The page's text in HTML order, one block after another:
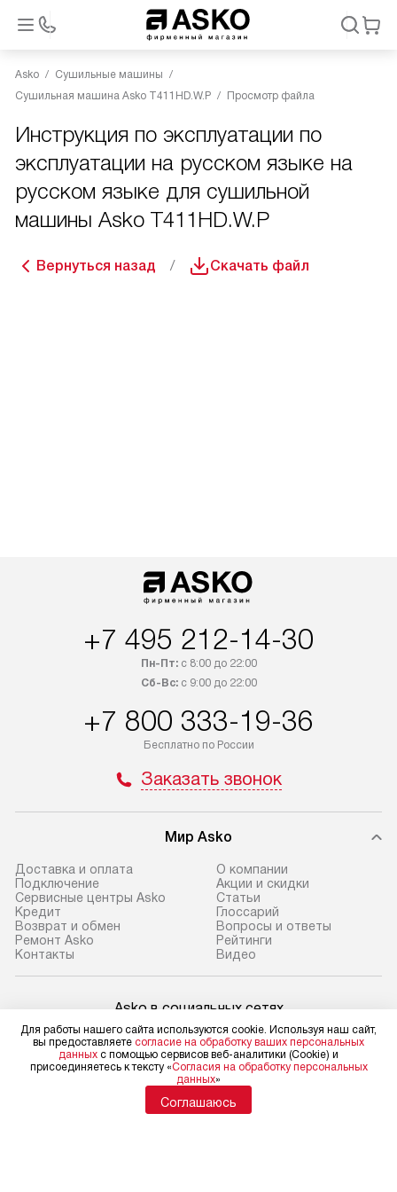
Asko
Сушильные машины
Сушильная машина Asko T411HD.W.P
Просмотр файла
Инструкция по эксплуатации по
эксплуатации на русском языке на
русском языке для сушильной
машины Asko T411HD.W.P
Вернуться назад Скачать файл
+7 495 212-14-30
Пн-Пт:с 8:00 до 22:00
Сб-Вс:с 9:00 до 22:00
+7 800 333-19-36
Бесплатно по России
Заказать звонок
Мир Asko
Доставка и оплата
Подключение
Сервисные центры Asko
Кредит
Возврат и обмен
Ремонт Asko
Контакты
О компании
Акции и скидки
Статьи
Глоссарий
Вопросы и ответы
Рейтинги
Видео
Asko в социальных сетях
Для физических лиц
shop@asko-russia.ru
Для юридических лиц
Для работы нашего сайта используются cookie. Используя наш сайт,
вы предоставляете согласие на обработку ваших персональных
данных с помощью сервисов веб-аналитики (Cookie) и
присоединяетесь к тексту «Согласия на обработку персональных
данных»
Соглашаюсь